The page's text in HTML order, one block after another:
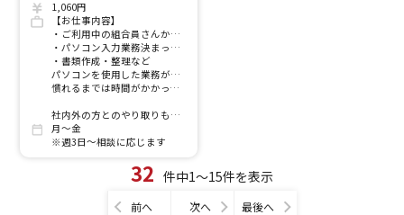
1,060円
【お仕事内容】
・ご利用中の組合員さんからの電話対応
・パソコン入力業務決まったフォーマットにお客様情報などを入力
・書類作成・整理など
パソコンを使用した業務がありますがパソコンスキルは文字入力ができれば大丈夫です！
慣れるまでは時間がかかってもOKなので正確・丁寧に取り組みましょう♪
社内外の方とのやり取りもあるのでお話し好きな方にはおすすめです。
月～金
※週3日～相談に応じます
32 件中1～15件を表示
前へ 次へ 最後へ